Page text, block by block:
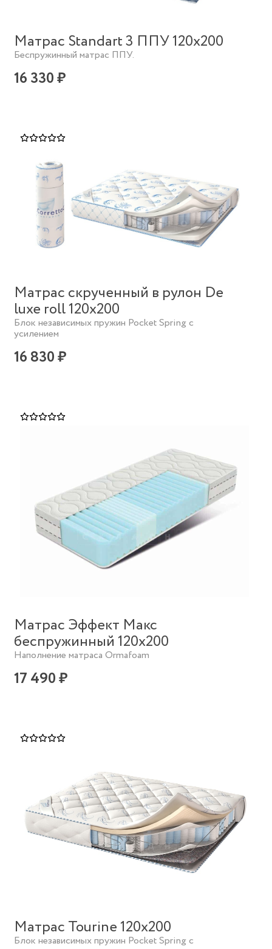
Матрас Standart 3 ППУ 120х200
Беспружинный матрас ППУ.
16 330 ₽
Матрас скрученный в рулон De
luxe roll 120х200
Блок независимых пружин Pocket Spring с
усилением
16 830 ₽
Матрас Эффект Макс
беспружинный 120х200
Наполнение матраса Ormafoam
17 490 ₽
Матрас Tourine 120х200
Блок независимых пружин Pocket Spring с